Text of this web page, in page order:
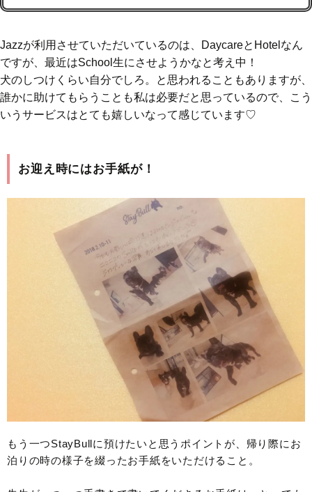
Jazzが利用させていただいているのは、DaycareとHotelなん
ですが、最近はSchool生にさせようかなと考え中！
犬のしつけくらい自分でしろ。と思われることもありますが、
誰かに助けてもらうことも私は必要だと思っているので、こう
いうサービスはとても嬉しいなって感じています♡
お迎え時にはお手紙が！
もう一つStayBullに預けたいと思うポイントが、帰り際にお
泊りの時の様子を綴ったお手紙をいただけること。